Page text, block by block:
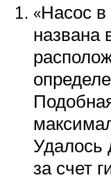
«Насос в
названа
Удалось
за счет